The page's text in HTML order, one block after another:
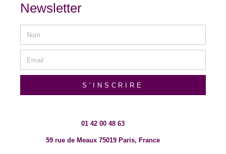
Newsletter
S'INSCRIRE
01 42 00 48 63
59 rue de Meaux 75019 Paris, France